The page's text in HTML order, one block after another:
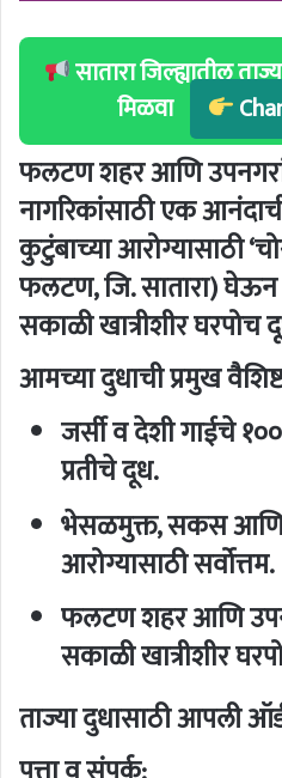
सातारा जिल्ह्यातील
मिळवा
फलटण शहर आणि
नागरिकांसाठी एक
कुटुंबाच्या आरोग्यासाठी
फलटण, जि. सातारा)
सकाळी खात्रीशीर घरपोच
आमच्या दुधाची प्रमुख
जर्सी व देशी गाईचे
प्रतीचे दूध.
भेसळमुक्त, सकस आणि
आरोग्यासाठी सर्वोत्तम.
फलटण शहर आणि
सकाळी खात्रीशीर
ताज्या दुधासाठी आपली